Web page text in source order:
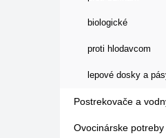
biologické
proti hlodavcom
lepové dosky a
Postrekovače a
Ovocinárske potreby